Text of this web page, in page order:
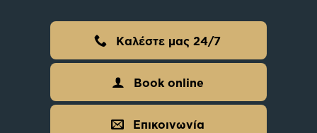
Καλέστε μας 24/7
Book online
Επικοινωνία